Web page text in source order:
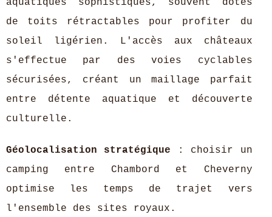
aquatiques sophistiqués, souvent dotés
de toits rétractables pour profiter du
soleil ligérien. L'accès aux châteaux
s'effectue par des voies cyclables
sécurisées, créant un maillage parfait
entre détente aquatique et découverte
culturelle.
Géolocalisation stratégique : choisir un
camping entre Chambord et Cheverny
optimise les temps de trajet vers
l'ensemble des sites royaux.